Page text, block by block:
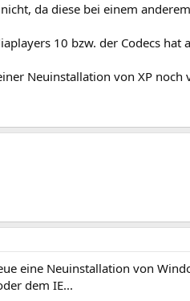
da diese bei einem
10 bzw. der Codecs hat
Neuinstallation von XP noch
eine Neuinstallation von
dem IE...